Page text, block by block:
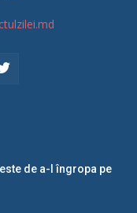
de a-l îngropa pe